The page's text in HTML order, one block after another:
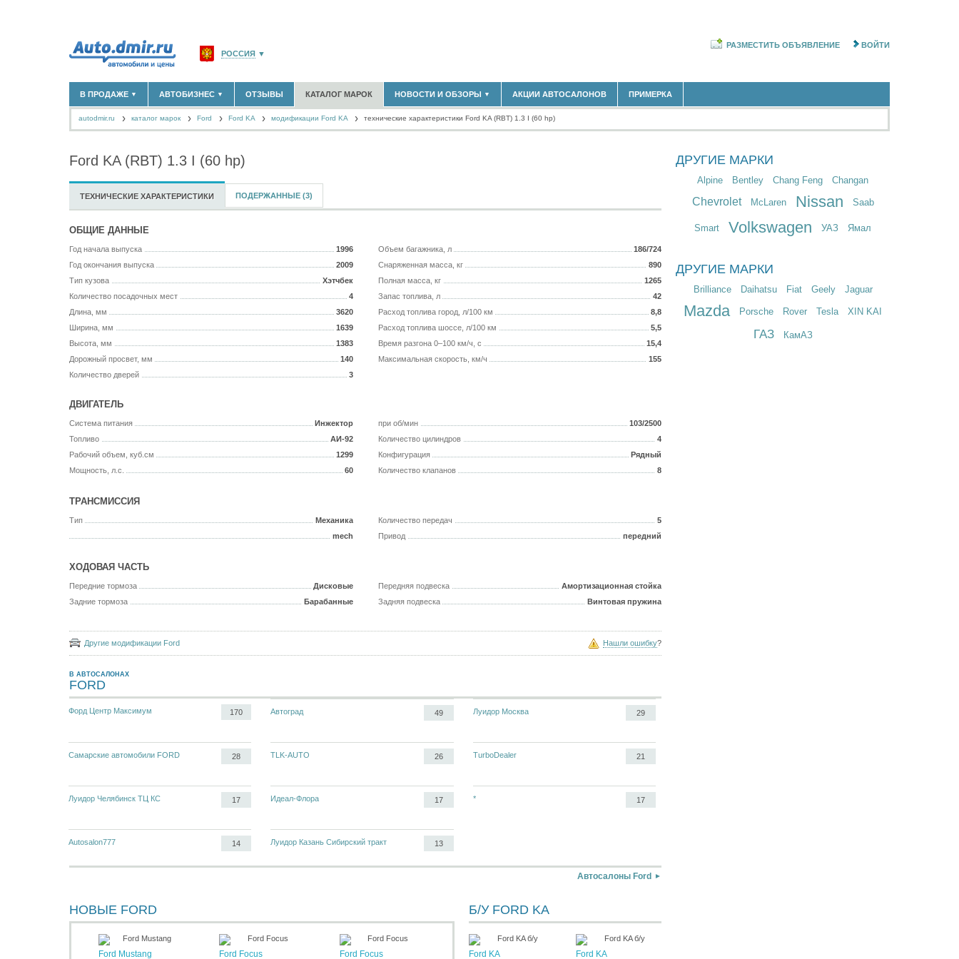
РОССИЯ ▼
САНКТ-ПЕТЕРБУРГ И ОБЛАСТЬ(14304)
КРАСНОДАРСКИЙ КРАЙ(5619)
СЕВАСТОПОЛЬ
РАЗМЕСТИТЬ ОБЪЯВЛЕНИЕ ВОЙТИ
В ПРОДАЖЕ ▼
НОВЫЕ АВТОМОБИЛИ(30122)
+ РАЗМЕСТИТЬ ОБЪЯВЛЕНИЕ
АВТОБИЗНЕС ▼
ОФИЦИАЛЬНЫЕ ДИЛЕРЫ(1347)
ГРУЗОПЕРЕВОЗКИ(128)
ЗАПЧАСТИ(848)
(1737)
ОТЗЫВЫ КАТАЛОГ МАРОК НОВОСТИ И ОБЗОРЫ ▼
НОВОСТИ РЫНКА
АКЦИИ АВТОСАЛОНОВ ПРИМЕРКА
autodmir.ru каталог марок Ford Ford KA модификации Ford KA технические характеристики Ford KA (RBT) 1.3 I (60 hp)
Ford KA (RBT) 1.3 I (60 hp)
ТЕХНИЧЕСКИЕ ХАРАКТЕРИСТИКИ ПОДЕРЖАННЫЕ (3)
ОБЩИЕ ДАННЫЕ
1996
Год начала выпуска
2009
Год окончания выпуска
Хэтчбек
Тип кузова
4
Количество посадочных мест
3620
Длина, мм
1639
Ширина, мм
1383
Высота, мм
140
Дорожный просвет, мм
3
Количество дверей
186/724
Объем багажника, л
890
Снаряженная масса, кг
1265
Полная масса, кг
42
Запас топлива, л
8,8
Расход топлива город, л/100 км
5,5
Расход топлива шоссе, л/100 км
15,4
Время разгона 0–100 км/ч, с
155
Максимальная скорость, км/ч
ДВИГАТЕЛЬ
Инжектор
Система питания
АИ-92
Топливо
1299
Рабочий объем, куб.см
60
Мощность, л.с.
103/2500
при об/мин
4
Количество цилиндров
Рядный
Конфигурация
8
Количество клапанов
ТРАНСМИССИЯ
Механика
Тип
mech
5
Количество передач
передний
Привод
ХОДОВАЯ ЧАСТЬ
Дисковые
Передние тормоза
Барабанные
Задние тормоза
Амортизационная стойка
Передняя подвеска
Винтовая пружина
Задняя подвеска
Нашли ошибку?
Другие модификации Ford
В АВТОСАЛОНАХ
FORD
Форд Центр Максимум 170 Автоград 49 Луидор Москва 29
Самарские автомобили FORD 28 TLK-AUTO 26 TurboDealer 21
Луидор Челябинск ТЦ КС 17 Идеал-Флора 17 * 17
Autosalon777 14 Луидор Казань Сибирский тракт 13
Автосалоны Ford
Б/У FORD KA
Ford KA Ford KA
НОВЫЕ FORD
Ford Mustang Ford Focus Ford Focus
ДРУГИЕ МАРКИ
Alpine Bentley Chang Feng Changan
Chevrolet McLaren Nissan Saab
Smart Volkswagen УАЗ Ямал
ДРУГИЕ МАРКИ
Brilliance Daihatsu Fiat Geely Jaguar
Mazda Porsche Rover Tesla XIN KAI
ГАЗ КамАЗ